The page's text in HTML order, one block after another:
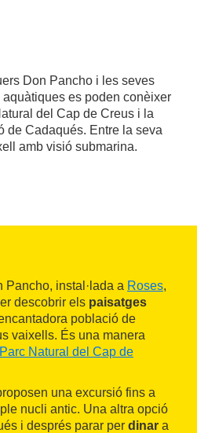
Don Pancho i les seves
es poden conèixer
del Cap de Creus i la
de Cadaqués. Entre la seva
amb visió submarina.
Pancho, instal·lada a Roses,
descobrir els paisatges
població de
vaixells. És una manera
Parc Natural del Cap de
una excursió fins a
nucli antic. Una altra opció
i després parar per dinar a